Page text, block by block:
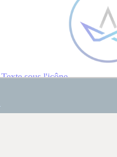
Texte sous l'icône